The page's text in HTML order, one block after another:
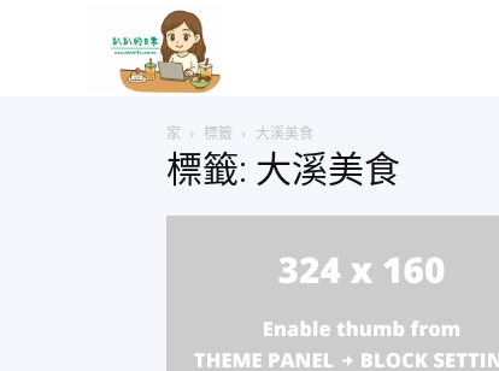
趴
家 標籤 大溪美食
標籤: 大溪美食